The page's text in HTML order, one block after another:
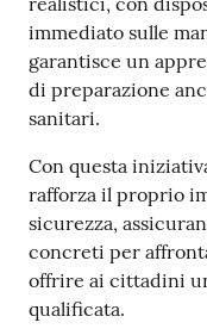
immediato sulle
garantisce un
di preparazione
sanitari.
Con questa
rafforza il proprio
sicurezza,
concreti per
offrire ai cittadini
qualificata.